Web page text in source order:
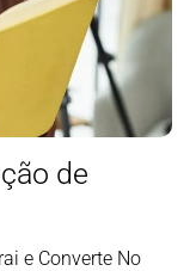
de
e Converte No